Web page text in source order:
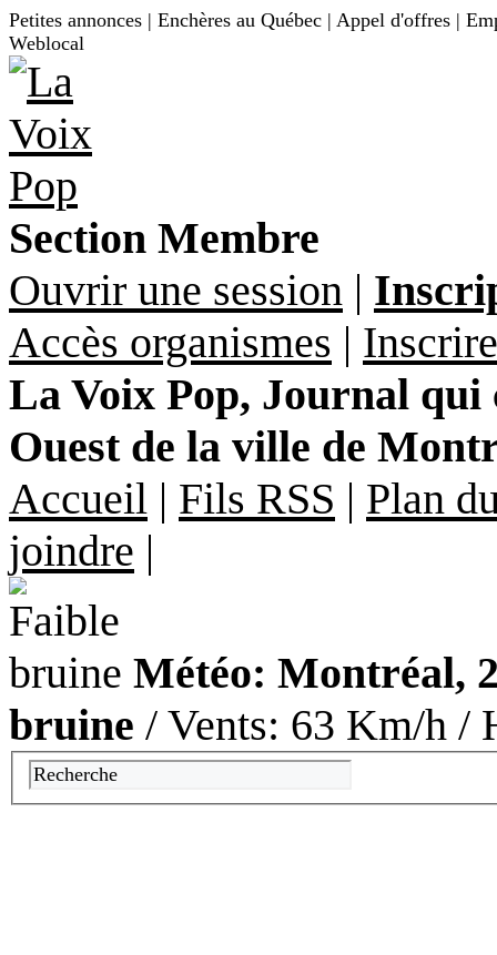
Petites annonces | Enchères au Québec | Appel d'offres |
Weblocal
Section Membre
Ouvrir une session |
Accès organismes |
La Voix Pop, Journal
Ouest de la ville de
Accueil | Fils RSS | Plan
joindre |
Météo: Montréal,
bruine / Vents: 63 Km/h /